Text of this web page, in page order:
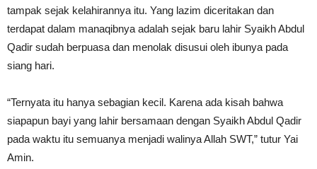
tampak sejak kelahirannya itu. Yang lazim diceritakan dan
terdapat dalam manaqibnya adalah sejak baru lahir Syaikh Abdul
Qadir sudah berpuasa dan menolak disusui oleh ibunya pada
siang hari.
“Ternyata itu hanya sebagian kecil. Karena ada kisah bahwa
siapapun bayi yang lahir bersamaan dengan Syaikh Abdul Qadir
pada waktu itu semuanya menjadi walinya Allah SWT,” tutur Yai
Amin.